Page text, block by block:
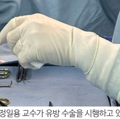
일용 교수가 유방 수술을 시행하고